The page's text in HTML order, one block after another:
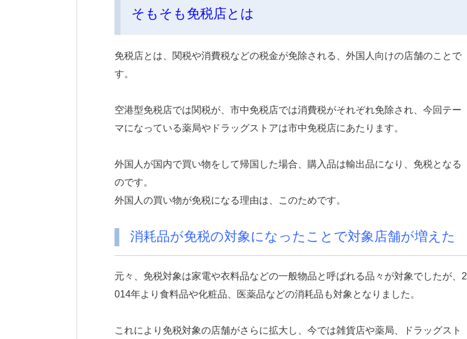
そもそも免税店とは
免税店とは、関税や消費税などの税金が免除される、外国人向けの店舗のことで
す。
空港型免税店では関税が、市中免税店では消費税がそれぞれ免除され、今回テー
マになっている薬局やドラッグストアは市中免税店にあたります。
外国人が国内で買い物をして帰国した場合、購入品は輸出品になり、免税となる
のです。
外国人の買い物が免税になる理由は、このためです。
消耗品が免税の対象になったことで対象店舗が増えた
元々、免税対象は家電や衣料品などの一般物品と呼ばれる品々が対象でしたが、2
014年より食料品や化粧品、医薬品などの消耗品も対象となりました。
これにより免税対象の店舗がさらに拡大し、今では雑貨店や薬局、ドラッグスト